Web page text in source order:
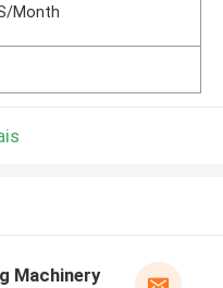
Month
Machinery